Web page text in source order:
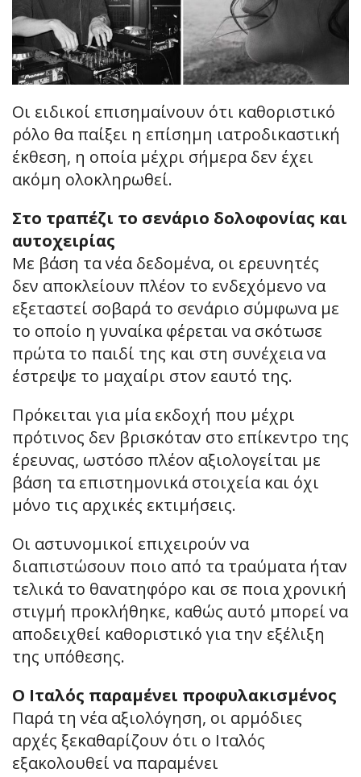
Οι ειδικοί επισημαίνουν ότι καθοριστικό
ρόλο θα παίξει η επίσημη ιατροδικαστική
έκθεση, η οποία μέχρι σήμερα δεν έχει
ακόμη ολοκληρωθεί.
Στο τραπέζι το σενάριο δολοφονίας και
αυτοχειρίας
Με βάση τα νέα δεδομένα, οι ερευνητές
δεν αποκλείουν πλέον το ενδεχόμενο να
εξεταστεί σοβαρά το σενάριο σύμφωνα με
το οποίο η γυναίκα φέρεται να σκότωσε
πρώτα το παιδί της και στη συνέχεια να
έστρεψε το μαχαίρι στον εαυτό της.
Πρόκειται για μία εκδοχή που μέχρι
πρότινος δεν βρισκόταν στο επίκεντρο της
έρευνας, ωστόσο πλέον αξιολογείται με
βάση τα επιστημονικά στοιχεία και όχι
μόνο τις αρχικές εκτιμήσεις.
Οι αστυνομικοί επιχειρούν να
διαπιστώσουν ποιο από τα τραύματα ήταν
τελικά το θανατηφόρο και σε ποια χρονική
στιγμή προκλήθηκε, καθώς αυτό μπορεί να
αποδειχθεί καθοριστικό για την εξέλιξη
της υπόθεσης.
Ο Ιταλός παραμένει προφυλακισμένος
Παρά τη νέα αξιολόγηση, οι αρμόδιες
αρχές ξεκαθαρίζουν ότι ο Ιταλός
εξακολουθεί να παραμένει